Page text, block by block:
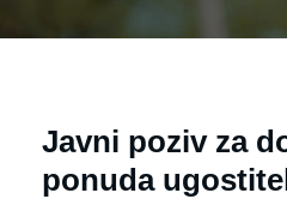
Javni poziv za
ponuda